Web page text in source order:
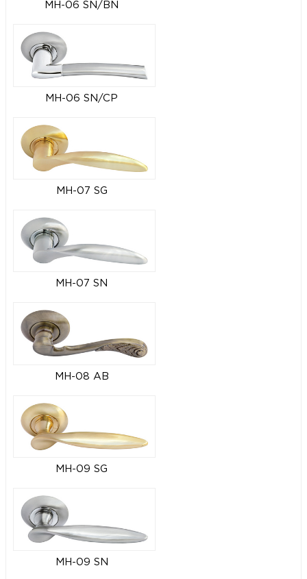
MH-06 SN/BN
MH-06 SN/CP
MH-07 SG
MH-07 SN
MH-08 AB
MH-09 SG
MH-09 SN